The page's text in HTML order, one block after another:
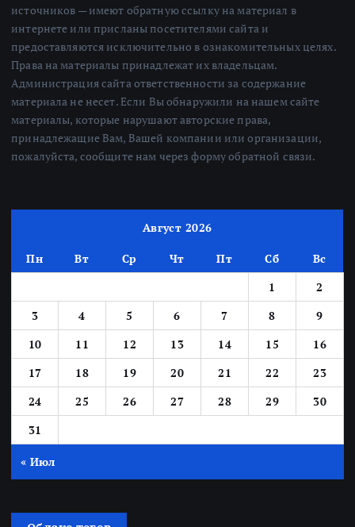
источников — имеют обратную ссылку на материал в
интернете или присланы посетителями сайта и
предоставляются исключительно в ознакомительных целях.
Права на материалы принадлежат их владельцам.
Администрация сайта ответственности за содержание
материала не несет. Если Вы обнаружили на нашем сайте
материалы, которые нарушают авторские права,
принадлежащие Вам, Вашей компании или организации,
пожалуйста, сообщите нам через форму обратной связи.
Август 2026
Пн Вт Ср Чт Пт Сб
Вс
1
2
3
4 5 6 7 8
9
10
11 12 13 14 15
16
17
18 19 20 21 22
23
24
25 26 27 28 29
30
31
« Июл